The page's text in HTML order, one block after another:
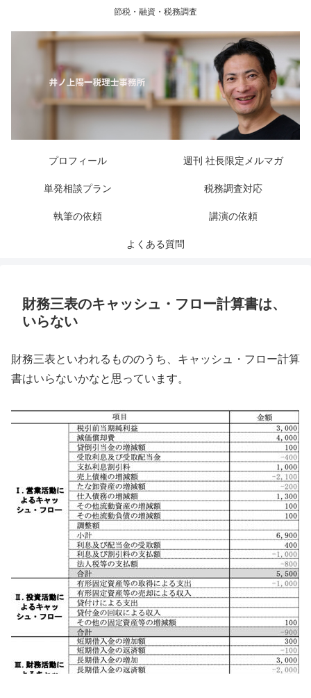
節税・融資・税務調査
プロフィール 週刊 社長限定メルマガ
単発相談プラン 税務調査対応
執筆の依頼 講演の依頼
よくある質問
財務三表のキャッシュ・フロー計算書は、
いらない
財務三表といわれるもののうち、キャッシュ・フロー計算
書はいらないかなと思っています。